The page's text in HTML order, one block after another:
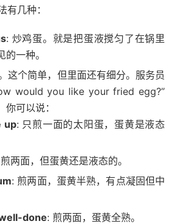
有几种：
: 炒鸡蛋。就是把蛋液搅匀了在锅里
一种。
这个简单，但里面还有细分。服务员
would you like your fried egg?”
可以说：
up: 只煎一面的太阳蛋，蛋黄是液态
两面，但蛋黄还是液态的。
: 煎两面，蛋黄半熟，有点凝固但中
done: 煎两面，蛋黄全熟。